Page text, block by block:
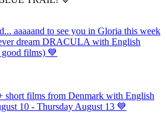
aaaaand to see you in Gloria this week
dream DRACULA with English
good films) 💙
short films from Denmark with English
10 - Thursday August 13 💙